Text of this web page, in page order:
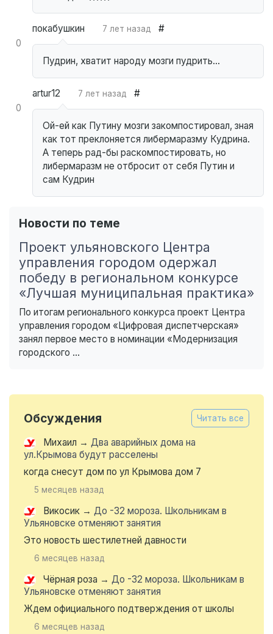
0
покабушкин 7 лет назад #
Пудрин, хватит народу мозги пудрить…
0
artur12 7 лет назад #
Ой-ей как Путину мозги закомпостировал, зная
как тот преклоняется либермаразму Кудрина.
А теперь рад-бы раскомпостировать, но
либермаразм не отбросит от себя Путин и
сам Кудрин
Новости по теме
Проект ульяновского Центра
управления городом одержал
победу в региональном конкурсе
«Лучшая муниципальная практика»
По итогам регионального конкурса проект Центра
управления городом «Цифровая диспетчерская»
занял первое место в номинации «Модернизация
городского ...
Обсуждения Читать все
Михаил → Два аварийных дома на
ул.Крымова будут расселены
когда снесут дом по ул Крымова дом 7
5 месяцев назад
Викосик → До -32 мороза. Школьникам в
Ульяновске отменяют занятия
Это новость шестилетней давности
6 месяцев назад
Чёрная роза → До -32 мороза. Школьникам в
Ульяновске отменяют занятия
Ждем официального подтверждения от школы
6 месяцев назад